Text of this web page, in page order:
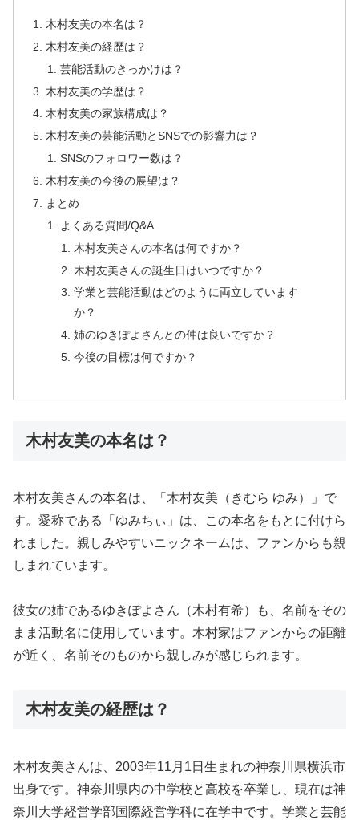
木村友美の本名は？
木村友美の経歴は？
芸能活動のきっかけは？
木村友美の学歴は？
木村友美の家族構成は？
木村友美の芸能活動とSNSでの影響力は？
SNSのフォロワー数は？
木村友美の今後の展望は？
まとめ
よくある質問/Q&A
木村友美さんの本名は何ですか？
木村友美さんの誕生日はいつですか？
学業と芸能活動はどのように両立しています
か？
姉のゆきぽよさんとの仲は良いですか？
今後の目標は何ですか？
木村友美の本名は？
木村友美さんの本名は、「木村友美（きむら ゆみ）」で
す。愛称である「ゆみちぃ」は、この本名をもとに付けら
れました。親しみやすいニックネームは、ファンからも親
しまれています。
彼女の姉であるゆきぽよさん（木村有希）も、名前をその
まま活動名に使用しています。木村家はファンからの距離
が近く、名前そのものから親しみが感じられます。
木村友美の経歴は？
木村友美さんは、2003年11月1日生まれの神奈川県横浜市
出身です。神奈川県内の中学校と高校を卒業し、現在は神
奈川大学経営学部国際経営学科に在学中です。学業と芸能